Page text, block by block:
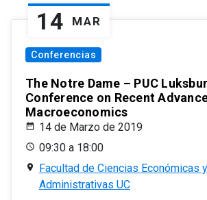
14 MAR
Conferencias
The Notre Dame – PUC
Conference on Recent
Macroeconomics
14 de Marzo de 2019
09:30 a 18:00
Facultad de Ciencias Económicas y
Administrativas UC